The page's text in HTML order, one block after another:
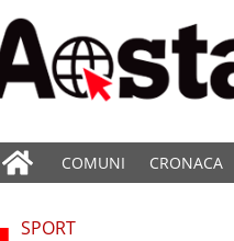
COMUNI CRONACA
SPORT